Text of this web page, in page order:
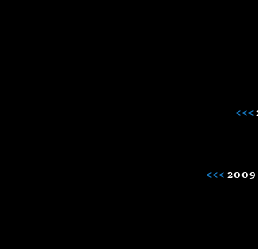
>>>
>>>